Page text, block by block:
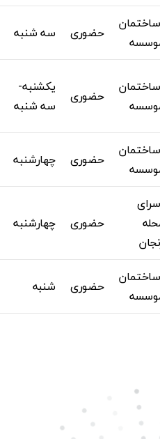
ساختمان
حضوری سه شنبه
ساختمان
حضوری
یکشنبه-
سه شنبه
ساختمان
حضوری چهارشنبه
سرای
حضوری چهارشنبه
ساختمان
حضوری شنبه